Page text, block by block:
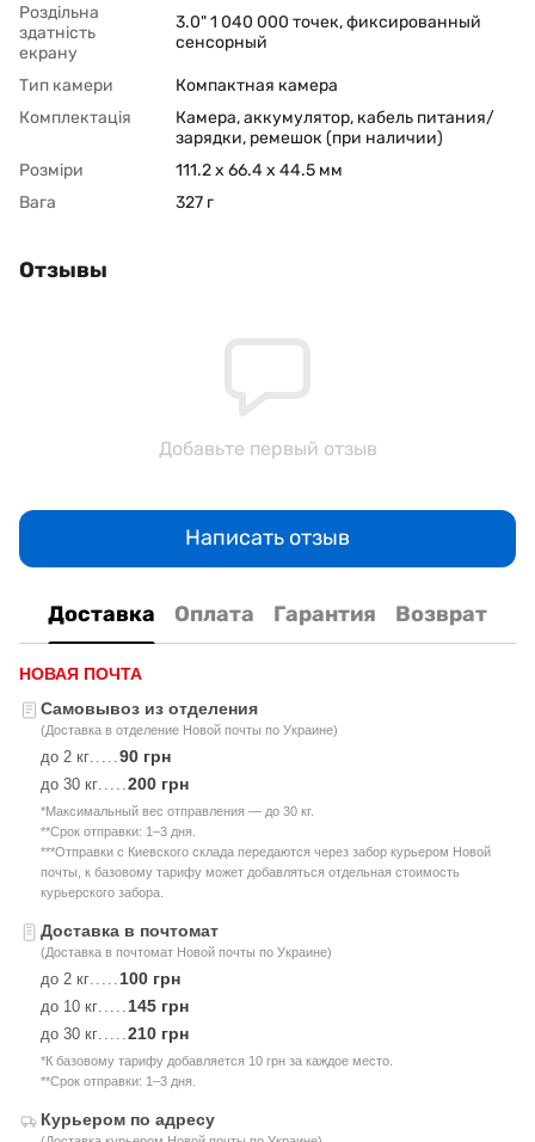
Роздільна
здатність
екрану
3.0" 1 040 000 точек, фиксированный
сенсорный
Тип камери
Компактная камера
Комплектація
Камера, аккумулятор, кабель питания/
зарядки, ремешок (при наличии)
Розміри
111.2 x 66.4 x 44.5 мм
Вага
327 г
Отзывы
Добавьте первый отзыв
Написать отзыв
Доставка Оплата Гарантия Возврат
НОВАЯ ПОЧТА
Самовывоз из отделения
(Доставка в отделение Новой почты по Украине)
до 2 кг 90 грн
до 30 кг 200 грн
*Максимальный вес отправления — до 30 кг.
**Срок отправки: 1–3 дня.
***Отправки с Киевского склада передаются через забор курьером Новой
почты, к базовому тарифу может добавляться отдельная стоимость
курьерского забора.
Доставка в почтомат
(Доставка в почтомат Новой почты по Украине)
до 2 кг 100 грн
до 10 кг 145 грн
до 30 кг 210 грн
*К базовому тарифу добавляется 10 грн за каждое место.
**Срок отправки: 1–3 дня.
Курьером по адресу